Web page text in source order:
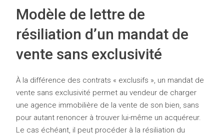
Modèle de lettre de
résiliation d’un mandat de
vente sans exclusivité
À la différence des contrats « exclusifs », un mandat de
vente sans exclusivité permet au vendeur de charger
une agence immobilière de la vente de son bien, sans
pour autant renoncer à trouver lui-même un acquéreur.
Le cas échéant, il peut procéder à la résiliation du